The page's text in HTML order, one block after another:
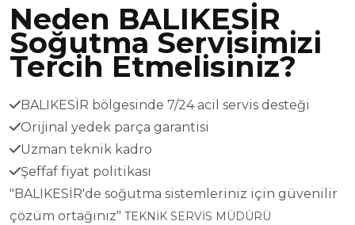
Neden BALIKESİR
Soğutma Servisimizi
Tercih Etmelisiniz?
BALIKESİR bölgesinde 7/24 acil servis desteği
Orijinal yedek parça garantisi
Uzman teknik kadro
Şeffaf fiyat politikası
"BALIKESİR'de soğutma sistemleriniz için güvenilir
çözüm ortağınız" TEKNİK SERVİS MÜDÜRÜ